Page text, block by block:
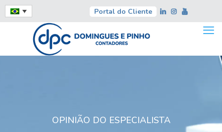
Portal do Cliente
OPINIÃO DO ESPECIALISTA